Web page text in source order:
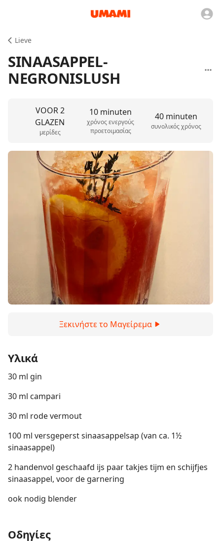
Lieve
SINAASAPPEL-
NEGRONISLUSH
VOOR 2
GLAZEN
μερίδες
10 minuten
χρόνος ενεργούς
προετοιμασίας
40 minuten
συνολικός χρόνος
Ξεκινήστε το Μαγείρεμα
Υλικά
30 ml gin
30 ml campari
30 ml rode vermout
100 ml versgeperst sinaasappelsap (van ca. 1½
sinaasappel)
2 handenvol geschaafd ijs paar takjes tijm en schijfjes
sinaasappel, voor de garnering
ook nodig blender
Οδηγίες